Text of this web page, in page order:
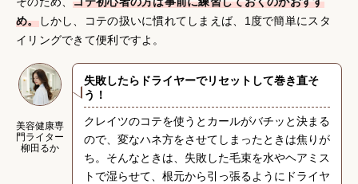
め。しかし、コテの扱いに慣れてしまえば、1度で簡単にスタ
イリングできて便利ですよ。
美容健康専
門ライター
柳田るか
失敗したらドライヤーでリセットして巻き直そ
う！
クレイツのコテを使うとカールがバチッと決まる
ので、変なハネ方をさせてしまったときは焦りが
ち。そんなときは、失敗した毛束を水やヘアミス
トで湿らせて、根元から引っ張るようにドライヤ